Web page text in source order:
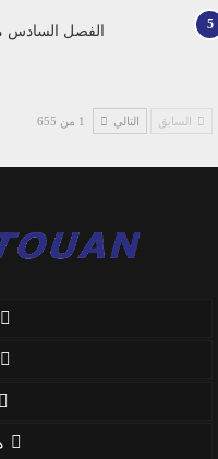
5 الفصل السادس
السابق التالي 1 من 655